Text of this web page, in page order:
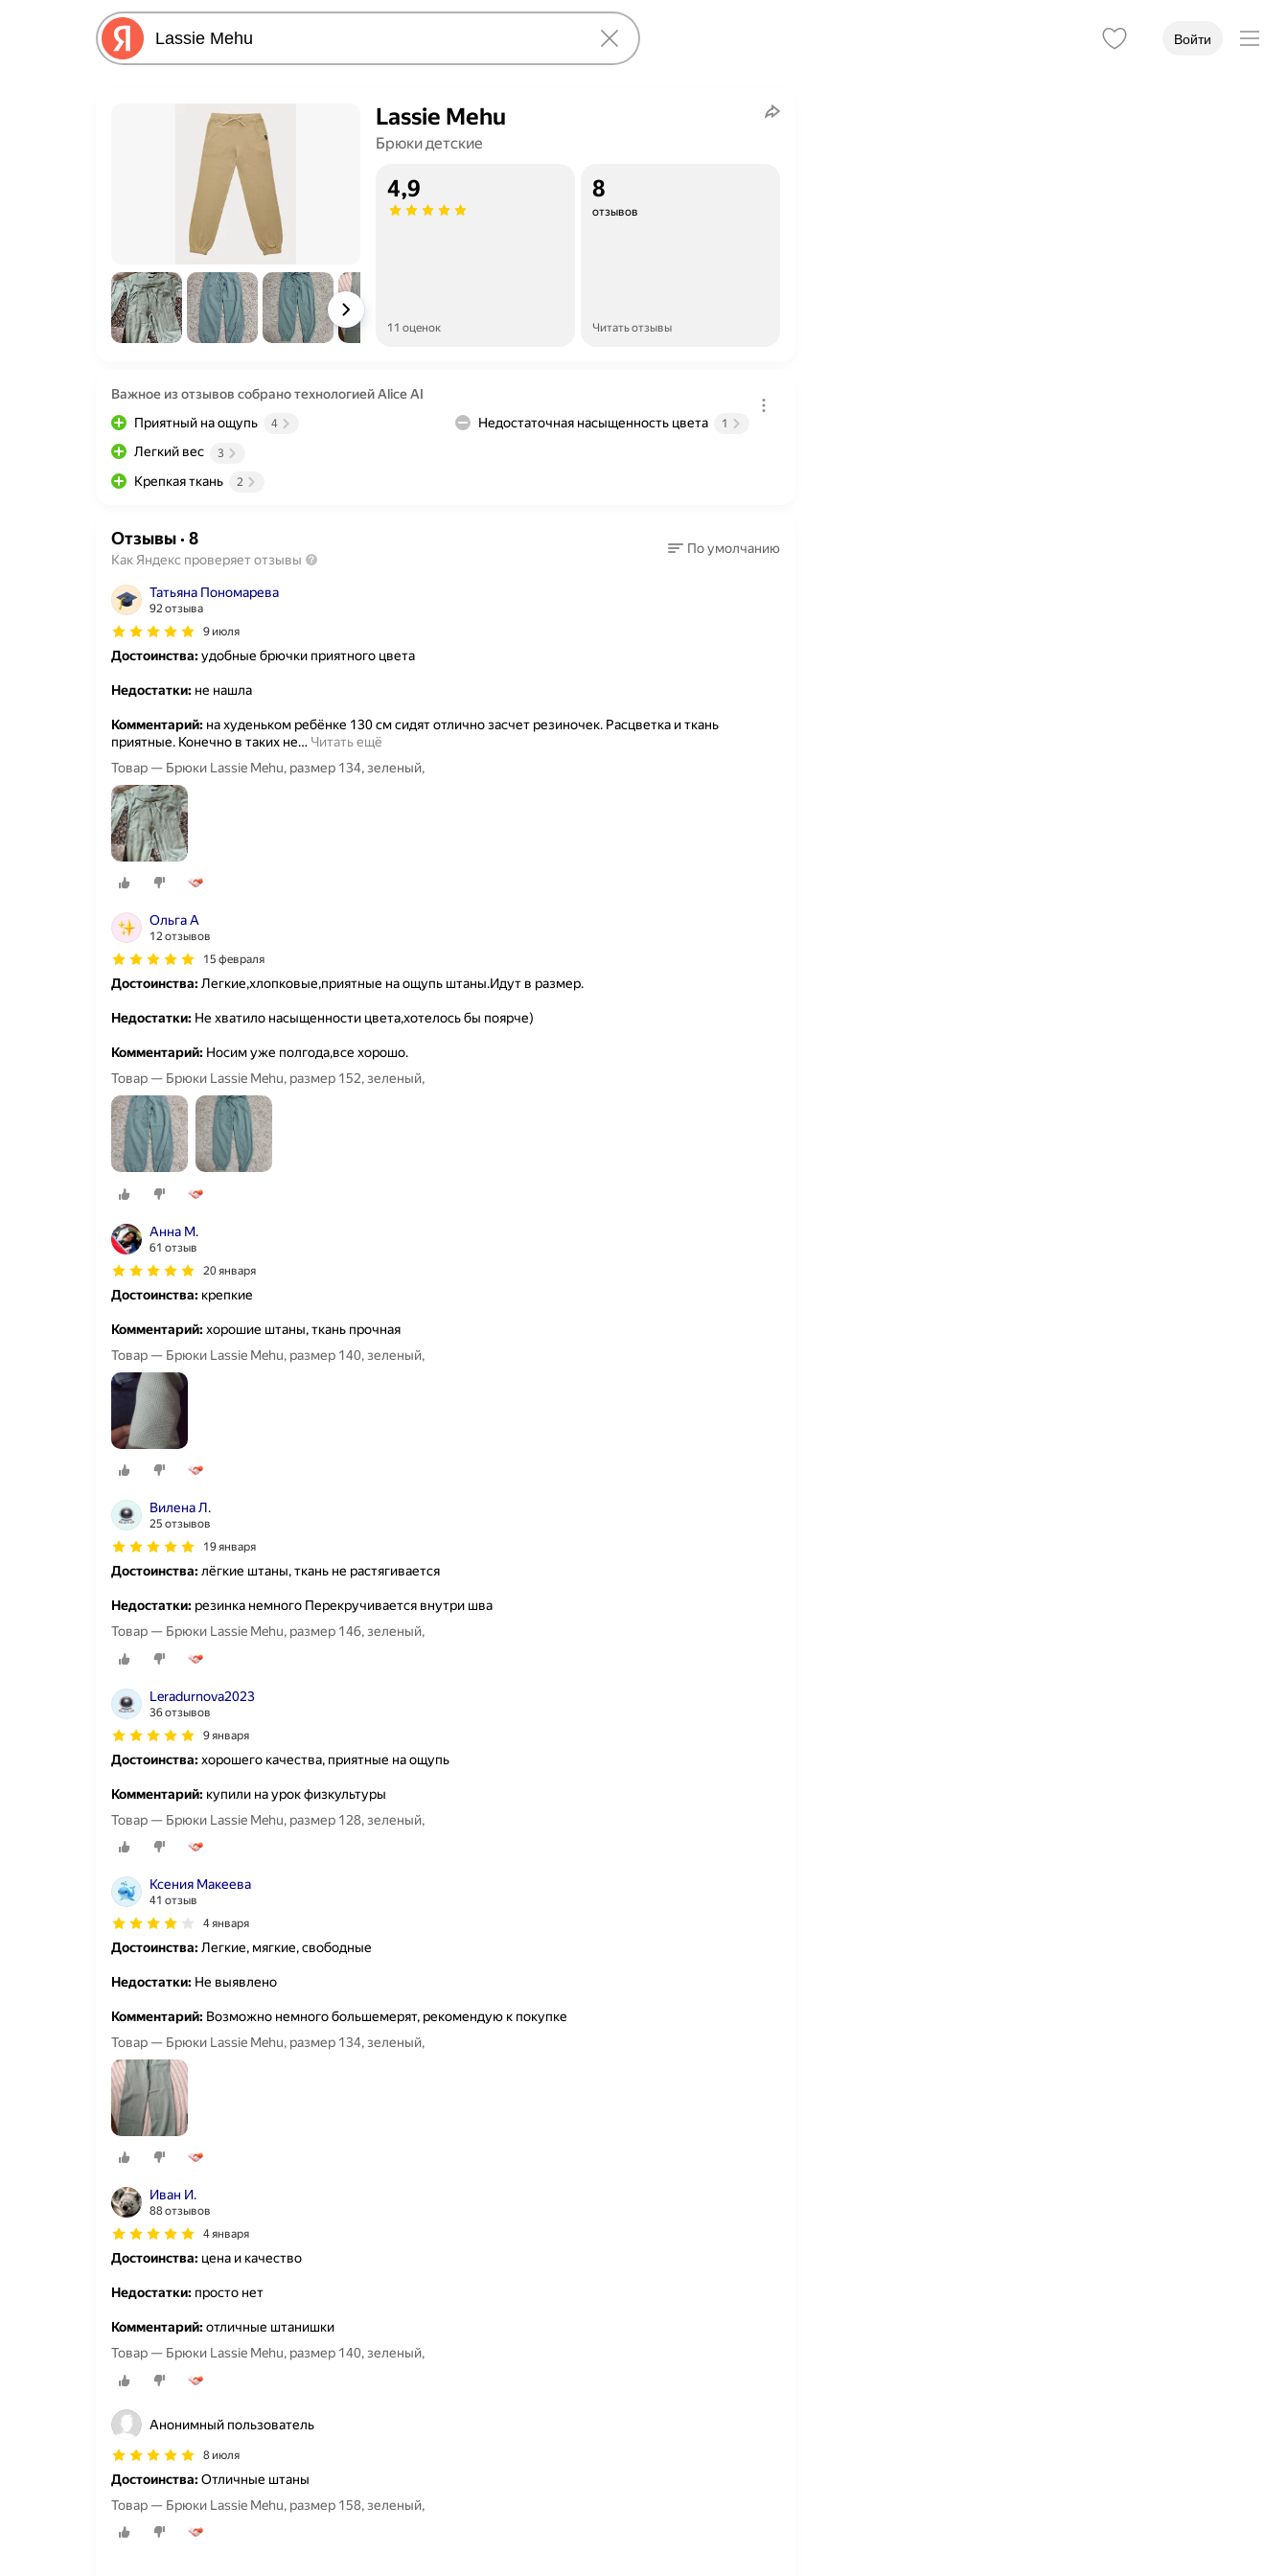
Войти
Lassie Mehu
Брюки детские
4,9
11 оценок
8
отзывов
Читать отзывы
Важное из отзывов собрано технологией Alice AI
Приятный на ощупь
4
Легкий вес 3
Крепкая ткань 2
Недостаточная насыщенность цвета 1
Отзывы· 8
Как Яндекс проверяет отзывы
По умолчанию
Татьяна Пономарева
92 отзыва
9 июля
Достоинства:удобные брючки приятного цвета
Недостатки: не нашла
Комментарий: на худеньком ребёнке 130 см сидят отлично засчет резиночек. Расцветка и ткань
приятные. Конечно в таких не… Читать ещё
Товар — Брюки Lassie Mehu, размер 134, зеленый,
Ольга А
12 отзывов
15 февраля
Достоинства:Легкие,хлопковые,приятные на ощупь штаны.Идут в размер.
Недостатки: Не хватило насыщенности цвета,хотелось бы поярче)
Комментарий: Носим уже полгода,все хорошо.
Товар — Брюки Lassie Mehu, размер 152, зеленый,
Анна М.
61 отзыв
20 января
Достоинства: крепкие
Комментарий:хорошие штаны, ткань прочная
Товар — Брюки Lassie Mehu, размер 140, зеленый,
Вилена Л.
25 отзывов
19 января
Достоинства:лёгкие штаны, ткань не растягивается
Недостатки: резинка немного Перекручивается внутри шва
Товар — Брюки Lassie Mehu, размер 146, зеленый,
Leradurnova2023
36 отзывов
9 января
Достоинства:хорошего качества, приятные на ощупь
Комментарий: купили на урок физкультуры
Товар — Брюки Lassie Mehu, размер 128, зеленый,
Ксения Макеева
41 отзыв
4 января
Достоинства:Легкие, мягкие, свободные
Недостатки: Не выявлено
Комментарий: Возможно немного большемерят, рекомендую к покупке
Товар — Брюки Lassie Mehu, размер 134, зеленый,
Иван И.
88 отзывов
4 января
Достоинства: цена и качество
Недостатки: просто нет
Комментарий:отличные штанишки
Товар — Брюки Lassie Mehu, размер 140, зеленый,
Анонимный пользователь
8 июля
Достоинства:Отличные штаны
Товар — Брюки Lassie Mehu, размер 158, зеленый,